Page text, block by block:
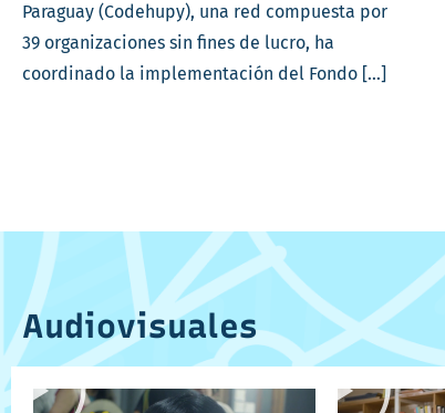
Paraguay (Codehupy), una red compuesta por
39 organizaciones sin fines de lucro, ha
coordinado la implementación del Fondo […]
Audiovisuales